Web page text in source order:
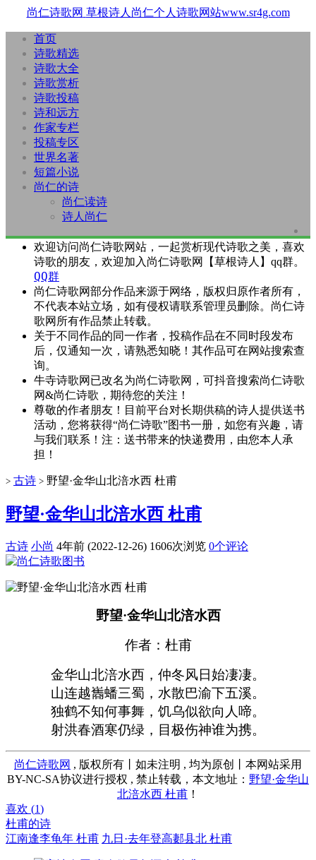
尚仁诗歌网 草根诗人尚仁个人诗歌网站www.sr4g.com
首页
诗歌精选
诗歌大全
诗歌赏析
诗歌投稿
诗和远方
作家专栏
投稿专区
世界名著
短篇小说
尚仁的诗
尚仁读诗
诗人尚仁
欢迎访问尚仁诗歌网站，一起赏析现代诗歌之美，喜欢
诗歌的朋友，欢迎加入尚仁诗歌网【草根诗人】qq群。
QQ群
尚仁诗歌网部分作品来源于网络，版权归原作者所有，
不代表本站立场，如有侵权请联系管理员删除。尚仁诗
歌网所有作品禁止转载。
关于不同作品的同一作者，投稿作品在不同时段发布
后，仅通知一次，请熟悉知晓！其作品可在网站搜索查
询。
牛寺诗歌网已改名为尚仁诗歌网，可抖音搜索尚仁诗歌
网&尚仁诗歌，期待您的关注！
尊敬的作者朋友！目前平台对长期供稿的诗人提供送书
活动，您将获得“尚仁诗歌”图书一册，如您有兴趣，请
与我们联系！注：送书带来的快递费用，由您本人承
担！
> 古诗 > 野望·金华山北涪水西 杜甫
野望·金华山北涪水西 杜甫
古诗 小尚 4年前 (2022-12-26) 1606次浏览 0个评论
野望·金华山北涪水西
作者：杜甫
金华山北涪水西，仲冬风日始凄凄。
山连越巂蟠三蜀，水散巴渝下五溪。
独鹤不知何事舞，饥乌似欲向人啼。
射洪春酒寒仍绿，目极伤神谁为携。
尚仁诗歌网 , 版权所有丨如未注明 , 均为原创丨本网站采用
BY-NC-SA协议进行授权 , 禁止转载，本文地址： 野望·金华山
北涪水西 杜甫 ！
喜欢 (1)
杜甫的诗
江南逢李龟年 杜甫 九日·去年登高郪县北 杜甫